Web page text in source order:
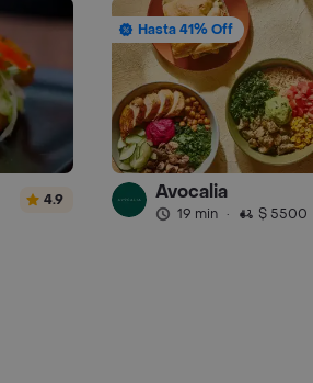
4.9
Hasta 41% Off
Avocalia
19 min · $ 5500